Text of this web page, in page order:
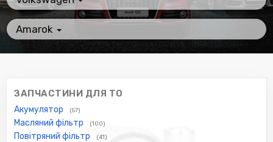
Amarok
ЗАПЧАСТИНИ ДЛЯ ТО
Акумулятор (57)
Масляний фільтр (100)
Повітряний фільтр (41)